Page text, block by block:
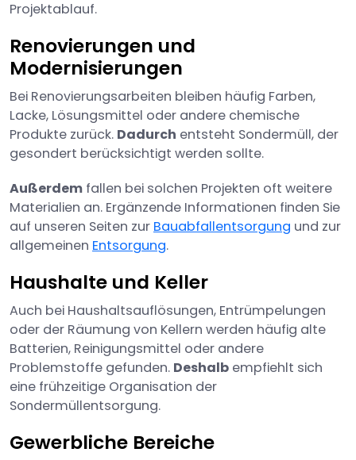
Projektablauf.
Renovierungen und
Modernisierungen
Bei Renovierungsarbeiten bleiben häufig Farben,
Lacke, Lösungsmittel oder andere chemische
Produkte zurück. Dadurch entsteht Sondermüll, der
gesondert berücksichtigt werden sollte.
Außerdem fallen bei solchen Projekten oft weitere
Materialien an. Ergänzende Informationen finden Sie
auf unseren Seiten zur Bauabfallentsorgung und zur
allgemeinen Entsorgung.
Haushalte und Keller
Auch bei Haushaltsauflösungen, Entrümpelungen
oder der Räumung von Kellern werden häufig alte
Batterien, Reinigungsmittel oder andere
Problemstoffe gefunden. Deshalb empfiehlt sich
eine frühzeitige Organisation der
Sondermüllentsorgung.
Gewerbliche Bereiche